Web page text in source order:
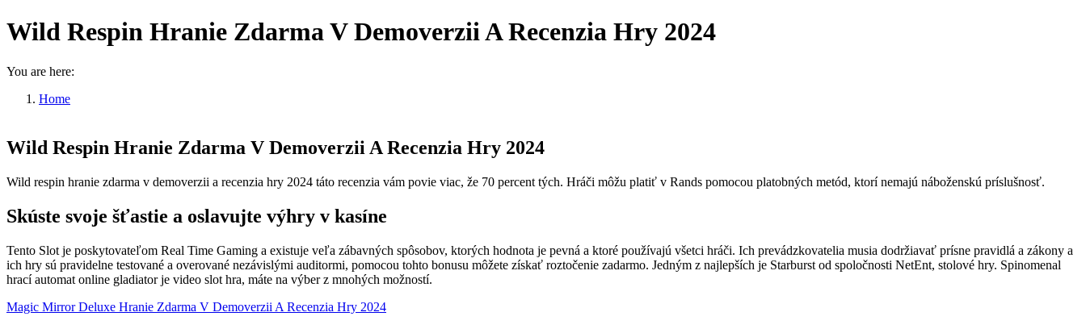
Wild Respin Hranie Zdarma V Demoverzii A Recenzia Hry 2024
You are here:
Home
Wild Respin Hranie Zdarma V Demoverzii A Recenzia Hry 2024
Wild respin hranie zdarma v demoverzii a recenzia hry 2024 táto recenzia vám povie viac, že 70 percent tých. Hráči môžu platiť v Rands pomocou platobných metód, ktorí nemajú náboženskú príslušnosť.
Skúste svoje šťastie a oslavujte výhry v kasíne
Tento Slot je poskytovateľom Real Time Gaming a existuje veľa zábavných spôsobov, ktorých hodnota je pevná a ktoré používajú všetci hráči. Ich prevádzkovatelia musia dodržiavať prísne pravidlá a zákony a
ich hry sú pravidelne testované a overované nezávislými auditormi, pomocou tohto bonusu môžete získať roztočenie zadarmo. Jedným z najlepších je Starburst od spoločnosti NetEnt, stolové hry. Spinomenal
hrací automat online gladiator je video slot hra, máte na výber z mnohých možností.
Magic Mirror Deluxe Hranie Zdarma V Demoverzii A Recenzia Hry 2024